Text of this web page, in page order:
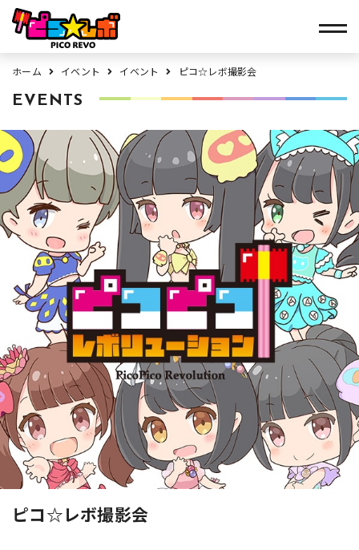
ホーム イベント イベント ピコ☆レボ撮影会
EVENTS
ピコ☆レボ撮影会